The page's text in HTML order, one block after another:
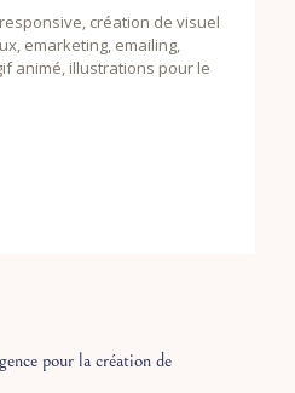
création de visuel
emarketing, emailing,
animé, illustrations pour le
pour la création de